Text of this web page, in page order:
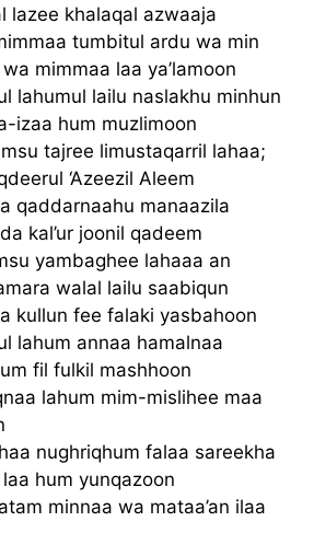
lazee khalaqal azwaaja
tumbitul ardu wa min
mimmaa laa ya’lamoon
lahumul lailu naslakhu minhun
izaa hum muzlimoon
tajree limustaqarril lahaa;
‘Azeezil Aleem
qaddarnaahu manaazila
kal’ur joonil qadeem
yambaghee lahaaa an
walal lailu saabiqun
kullun fee falaki yasbahoon
lahum annaa hamalnaa
fil fulkil mashhoon
lahum mim-mislihee maa
nughriqhum falaa sareekha
hum yunqazoon
minnaa wa mataa’an ilaa